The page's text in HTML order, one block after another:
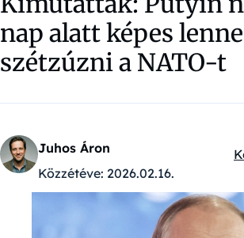
nap alatt képes lenne
szétzúzni a NATO-t
Juhos Áron
Közzétéve: 2026.02.16.